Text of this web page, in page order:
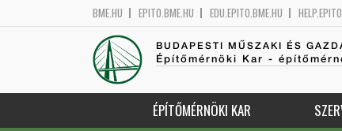
BME.HU EPITO.BME.HU EDU.EPITO.BME.HU
BUDAPESTI MŰSZAKI ÉS
Építőmérnöki Kar -
ÉPÍTŐMÉRNÖKI KAR